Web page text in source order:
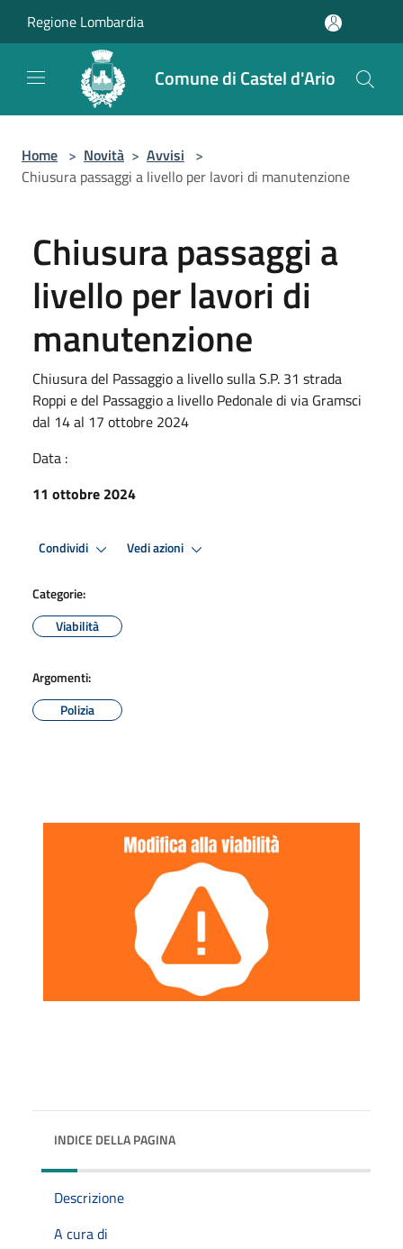
Regione Lombardia
Comune di Castel d'Ario
Home > Novità > Avvisi >
Chiusura passaggi a livello per lavori di manutenzione
Chiusura passaggi a
livello per lavori di
manutenzione
Chiusura del Passaggio a livello sulla S.P. 31 strada
Roppi e del Passaggio a livello Pedonale di via Gramsci
dal 14 al 17 ottobre 2024
Data :
11 ottobre 2024
Condividi Vedi azioni
Categorie:
Viabilità
Argomenti:
Polizia
INDICE DELLA PAGINA
Descrizione
A cura di